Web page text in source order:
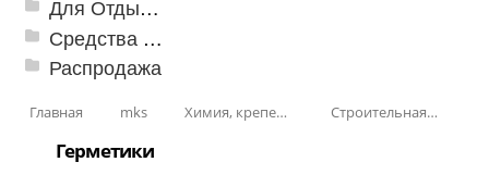
Для Отдыха и Пикника
Средства от насекомых и садовых вредителей
Распродажа
Главная mks Химия, крепеж, СИЗ Строительная химия
Герметики